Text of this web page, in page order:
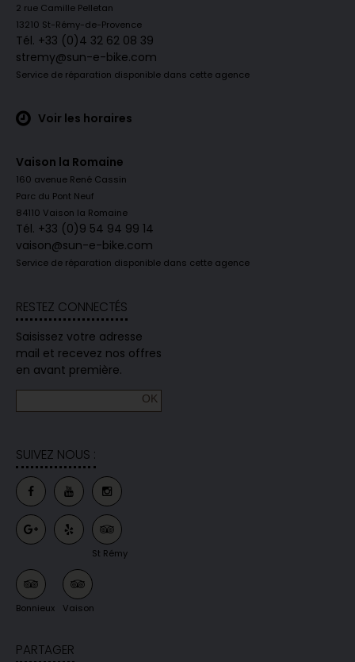
2 rue Camille Pelletan
13210 St-Rémy-de-Provence
Tél. +33 (0)4 32 62 08 39
stremy@sun-e-bike.com
Service de réparation disponible dans cette agence
Voir les horaires
Vaison la Romaine
160 avenue René Cassin
Parc du Pont Neuf
84110 Vaison la Romaine
Tél. +33 (0)9 54 94 99 14
vaison@sun-e-bike.com
Service de réparation disponible dans cette agence
RESTEZ CONNECTÉS
Saisissez votre adresse
mail et recevez nos offres
en avant première.
SUIVEZ NOUS :
St Rémy
Bonnieux Vaison
PARTAGER